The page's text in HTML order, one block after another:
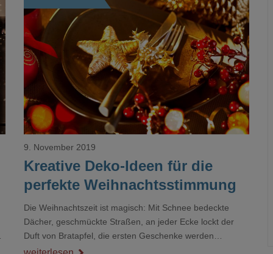
Kreative Deko-Ideen für die
perfekte Weihnachtsstimmung
9. November 2019
Die Weihnachtszeit ist magisch: Mit Schnee bedeckte
Dächer, geschmückte Straßen, an jeder Ecke lockt der
Duft von Bratapfel, die ersten Geschenke werden
eingepackt und man trifft sich mit Freunden und Familie